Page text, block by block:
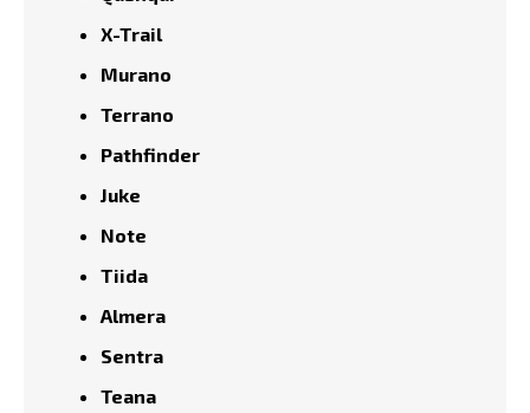
X-Trail
Murano
Terrano
Pathfinder
Juke
Note
Tiida
Almera
Sentra
Teana